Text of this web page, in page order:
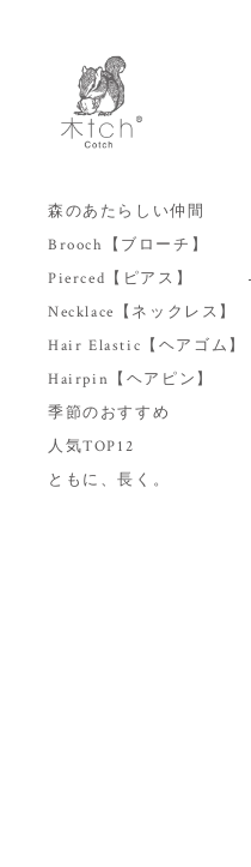
森のあたらしい仲間
Brooch【ブローチ】
Pierced【ピアス】
Necklace【ネックレス】
Hair Elastic【ヘアゴム】
Hairpin【ヘアピン】
季節のおすすめ
人気TOP12
ともに、長く。